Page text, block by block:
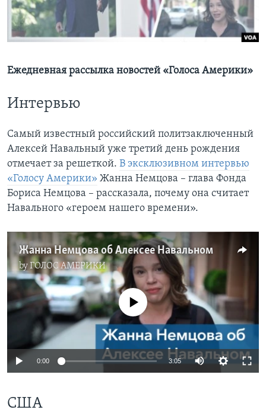
Learning English
Языки
Ежедневная рассылка новостей «Голоса Америки»
Интервью
Самый известный российский политзаключенный
Алексей Навальный уже третий день рождения
отмечает за решеткой. В эксклюзивном интервью
«Голосу Америки» Жанна Немцова – глава Фонда
Бориса Немцова – рассказала, почему она считает
Навального «героем нашего времени».
Жанна Немцова об Алексее Навальном
byГОЛОС АМЕРИКИ
No media source currently available
0:00 3:05
США